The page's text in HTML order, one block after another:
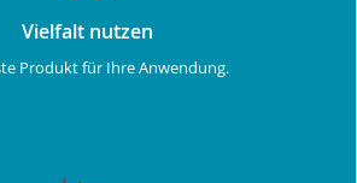
Vielfalt nutzen
Produkt für Ihre Anwendung.